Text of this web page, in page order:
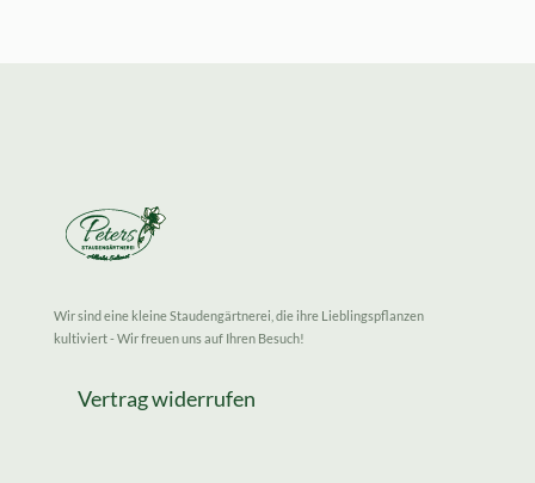
Wir sind eine kleine Staudengärtnerei, die ihre Lieblingspflanzen
kultiviert - Wir freuen uns auf Ihren Besuch!
Vertrag widerrufen